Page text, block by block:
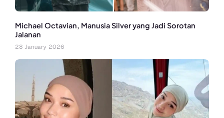
Michael Octavian, Manusia Silver yang Jadi Sorotan
Jalanan
28 January 2026